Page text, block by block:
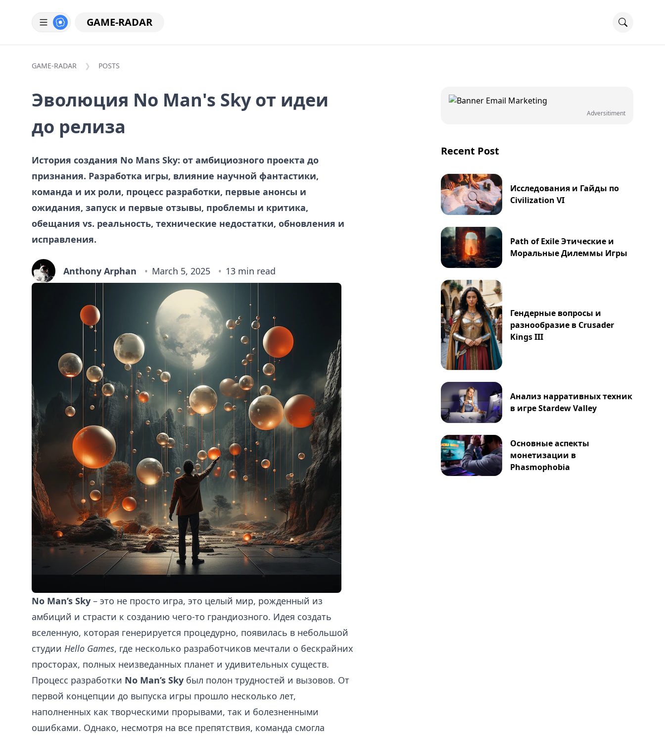
GAME-RADAR
GAME-RADAR POSTS
Эволюция No Man's Sky от идеи
до релиза
История создания No Mans Sky: от амбициозного проекта до
признания. Разработка игры, влияние научной фантастики,
команда и их роли, процесс разработки, первые анонсы и
ожидания, запуск и первые отзывы, проблемы и критика,
обещания vs. реальность, технические недостатки, обновления и
исправления.
Anthony Arphan March 5, 2025 13 min read
No Man’s Sky – это не просто игра, это целый мир, рожденный из
амбиций и страсти к созданию чего-то грандиозного. Идея создать
вселенную, которая генерируется процедурно, появилась в небольшой
студии Hello Games, где несколько разработчиков мечтали о бескрайних
просторах, полных неизведанных планет и удивительных существ.
Процесс разработки No Man’s Sky был полон трудностей и вызовов. От
первой концепции до выпуска игры прошло несколько лет,
наполненных как творческими прорывами, так и болезненными
ошибками. Однако, несмотря на все препятствия, команда смогла
Adversitiment
Recent Post
Исследования и Гайды по
Civilization VI
Path of Exile Этические и
Моральные Дилеммы Игры
Гендерные вопросы и
разнообразие в Crusader
Kings III
Анализ нарративных техник
в игре Stardew Valley
Основные аспекты
монетизации в
Phasmophobia